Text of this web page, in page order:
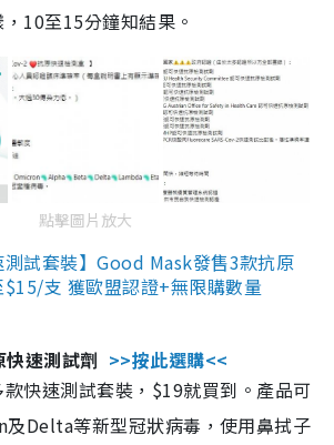
10至15分鐘知結果。
點擊圖片放大
試套裝】Good Mask發售3款抗原
支 獲歐盟認證+無限購數量
速測試劑 >>按此選購<<
快速測試套裝，$19就買到。產品可
Delta等新型冠狀病毒，使用鼻拭子